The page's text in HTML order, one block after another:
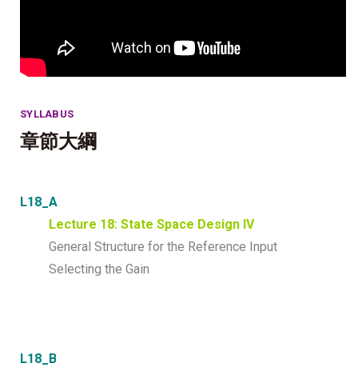
SYLLABUS
章節大綱
L18_A
Lecture 18: State Space Design IV
General Structure for the Reference Input
Selecting the Gain
L18_B